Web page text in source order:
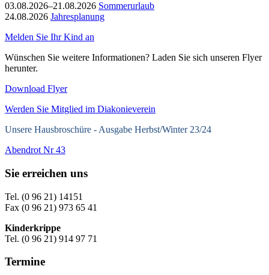
03.08.2026–21.08.2026 Sommerurlaub
24.08.2026 Jahresplanung
Melden Sie Ihr Kind an
Wünschen Sie weitere Informationen? Laden Sie sich unseren Flyer
herunter.
Download Flyer
Werden Sie Mitglied im Diakonieverein
Unsere Hausbroschüre - Ausgabe Herbst/Winter 23/24
Abendrot Nr 43
Sie erreichen uns
Tel. (0 96 21) 14151
Fax (0 96 21) 973 65 41
Kinderkrippe
Tel. (0 96 21) 914 97 71
Termine